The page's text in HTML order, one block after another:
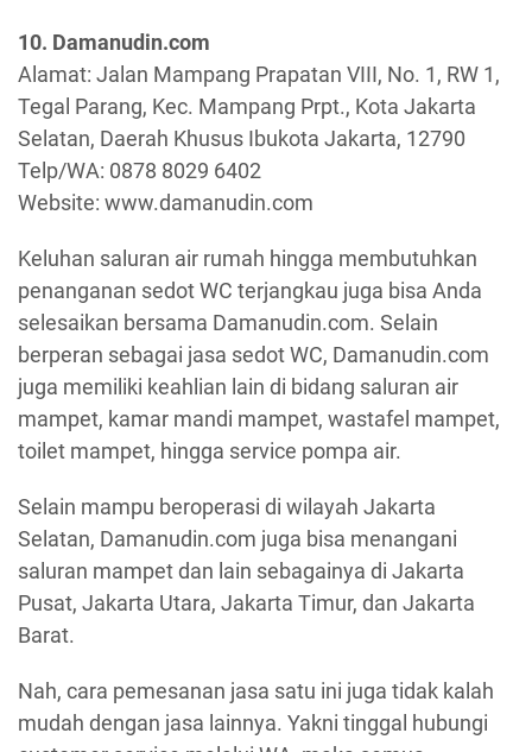
10. Damanudin.com
Alamat: Jalan Mampang Prapatan VIII, No. 1, RW 1,
Tegal Parang, Kec. Mampang Prpt., Kota Jakarta
Selatan, Daerah Khusus Ibukota Jakarta, 12790
Telp/WA: 0878 8029 6402
Website: www.damanudin.com
Keluhan saluran air rumah hingga membutuhkan
penanganan sedot WC terjangkau juga bisa Anda
selesaikan bersama Damanudin.com. Selain
berperan sebagai jasa sedot WC, Damanudin.com
juga memiliki keahlian lain di bidang saluran air
mampet, kamar mandi mampet, wastafel mampet,
toilet mampet, hingga service pompa air.
Selain mampu beroperasi di wilayah Jakarta
Selatan, Damanudin.com juga bisa menangani
saluran mampet dan lain sebagainya di Jakarta
Pusat, Jakarta Utara, Jakarta Timur, dan Jakarta
Barat.
Nah, cara pemesanan jasa satu ini juga tidak kalah
mudah dengan jasa lainnya. Yakni tinggal hubungi